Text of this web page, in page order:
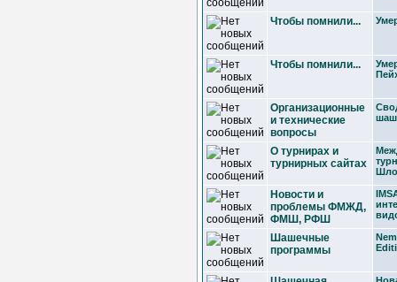
Чтобы помнили...
Чтобы помнили...
Организационные
и технические
вопросы
О турнирах и
турнирных сайтах
Новости и
проблемы ФМЖД,
ФМШ, РФШ
Шашечные
программы